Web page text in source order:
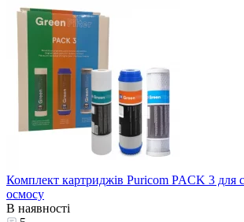
Комплект картриджів Puricom PACK 3 для
осмосу
В наявності